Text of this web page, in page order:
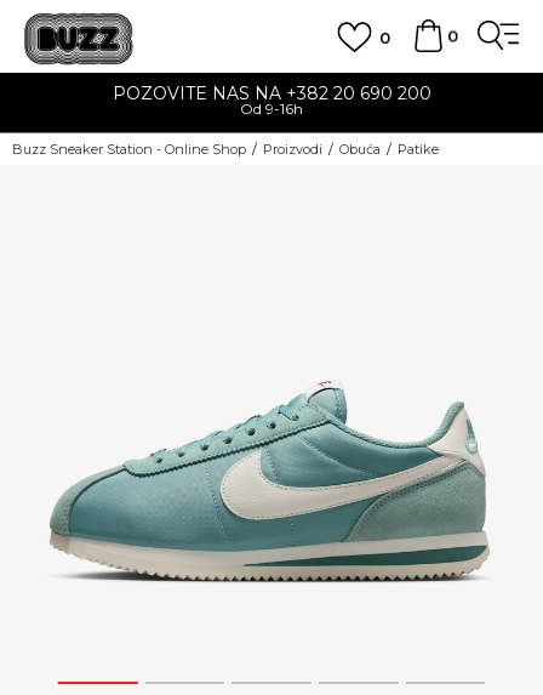
0
0
POZOVITE NAS NA +382 20 690 200
Od 9-16h
Buzz Sneaker Station - Online Shop Proizvodi Obuća Patike
1 2 3 4 5